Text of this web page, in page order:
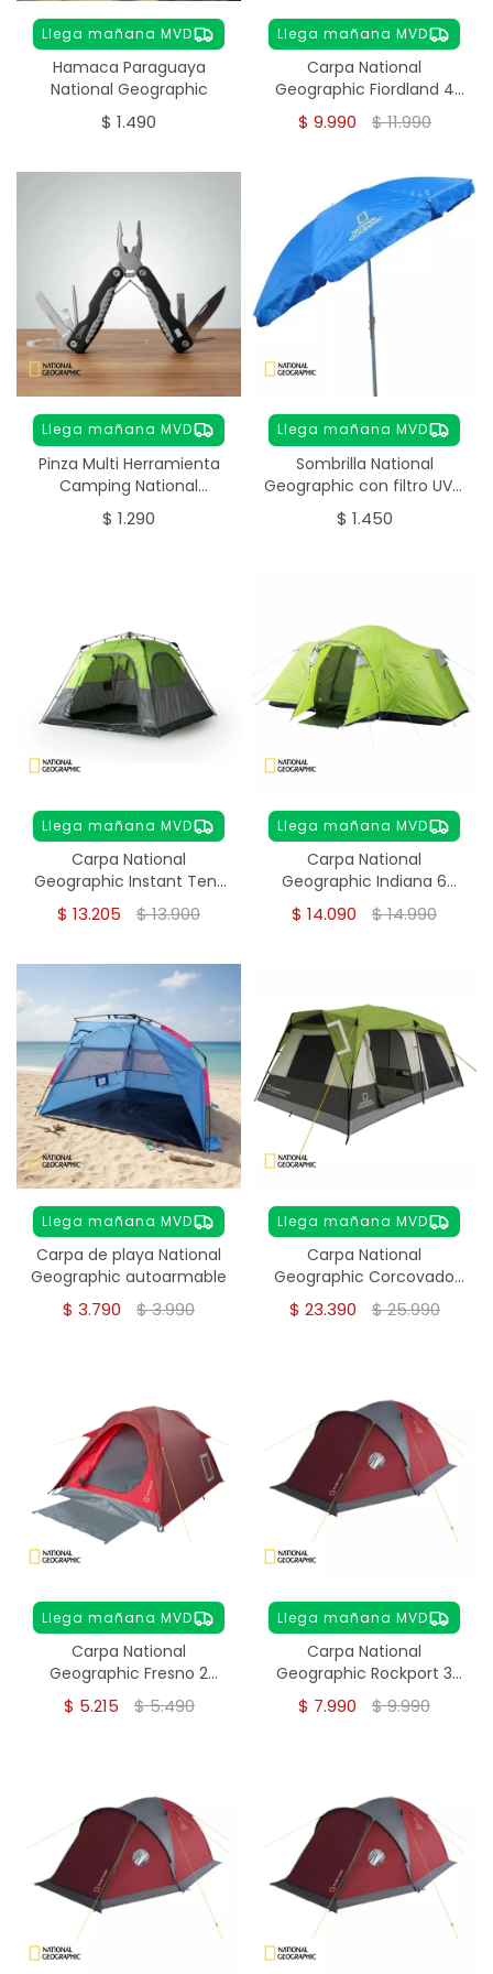
Llega mañana MVD
Hamaca Paraguaya
National Geographic
$ 1.490
Llega mañana MVD
Carpa National
Geographic Fiordland 4
Personas – Autoarmable
$ 9.990 $11.990
Llega mañana MVD
Pinza Multi Herramienta
Camping National
Geographic 10 en 1
$ 1.290
Llega mañana MVD
Sombrilla National
Geographic con filtro UV -
Azul
$ 1.450
Llega mañana MVD
Carpa National
Geographic Instant Tent
4 personas
$ 13.205 $13.900
Llega mañana MVD
Carpa National
Geographic Indiana 6
personas
$ 14.090 $14.990
Llega mañana MVD
Carpa de playa National
Geographic autoarmable
$ 3.790 $3.990
Llega mañana MVD
Carpa National
Geographic Corcovado
8-10 personas
$ 23.390 $25.990
Llega mañana MVD
Carpa National
Geographic Fresno 2
personas
$ 5.215 $5.490
Llega mañana MVD
Carpa National
Geographic Rockport 3
personas
$ 7.990 $9.990